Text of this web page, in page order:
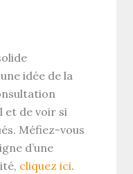
idée de la
et de voir si
Méfiez-vous
d’une
cliquez ici.